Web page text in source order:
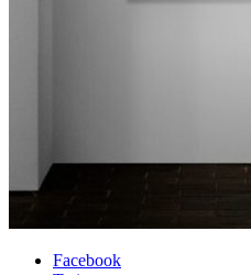
Facebook